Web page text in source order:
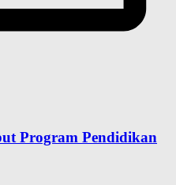
Program Pendidikan